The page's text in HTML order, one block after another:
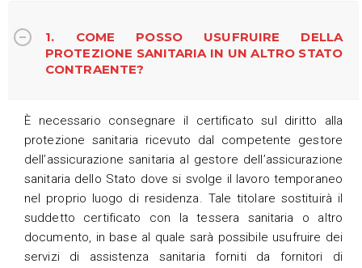
1. COME POSSO USUFRUIRE DELLA
PROTEZIONE SANITARIA IN UN ALTRO STATO
CONTRAENTE?
È necessario consegnare il certificato sul diritto alla
protezione sanitaria ricevuto dal competente gestore
dell’assicurazione sanitaria al gestore dell’assicurazione
sanitaria dello Stato dove si svolge il lavoro temporaneo
nel proprio luogo di residenza. Tale titolare sostituirà il
suddetto certificato con la tessera sanitaria o altro
documento, in base al quale sarà possibile usufruire dei
servizi di assistenza sanitaria forniti da fornitori di